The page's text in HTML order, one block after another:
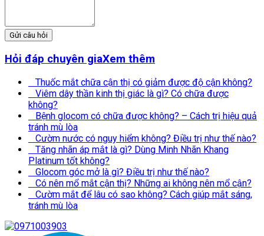
Gửi câu hỏi
Hỏi đáp chuyên giaXem thêm
Thuốc mắt chữa cận thị có giảm được độ cận không?
Viêm dây thần kinh thị giác là gì? Có chữa được
không?
Bệnh glocom có chữa được không? – Cách trị hiệu quả
tránh mù lòa
Cườm nước có nguy hiểm không? Điều trị như thế nào?
Tăng nhãn áp mắt là gì? Dùng Minh Nhãn Khang
Platinum tốt không?
Glocom góc mở là gì? Điều trị như thế nào?
Có nên mổ mắt cận thị? Những ai không nên mổ cận?
Cườm mắt để lâu có sao không? Cách giúp mắt sáng,
tránh mù lòa